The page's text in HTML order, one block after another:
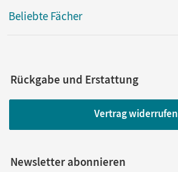
Beliebte Fächer
Rückgabe und Erstattung
Vertrag widerrufen
Newsletter abonnieren